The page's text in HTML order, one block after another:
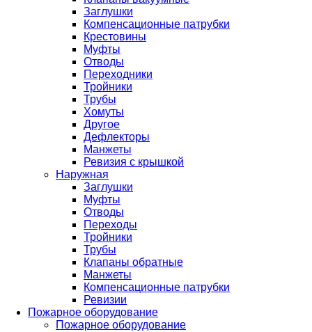
Заглушки
Компенсационные патрубки
Крестовины
Муфты
Отводы
Переходники
Тройники
Трубы
Хомуты
Другое
Дефлекторы
Манжеты
Ревизия с крышкой
Наружная
Заглушки
Муфты
Отводы
Переходы
Тройники
Трубы
Клапаны обратные
Манжеты
Компенсационные патрубки
Ревизии
Пожарное оборудование
Пожарное оборудование